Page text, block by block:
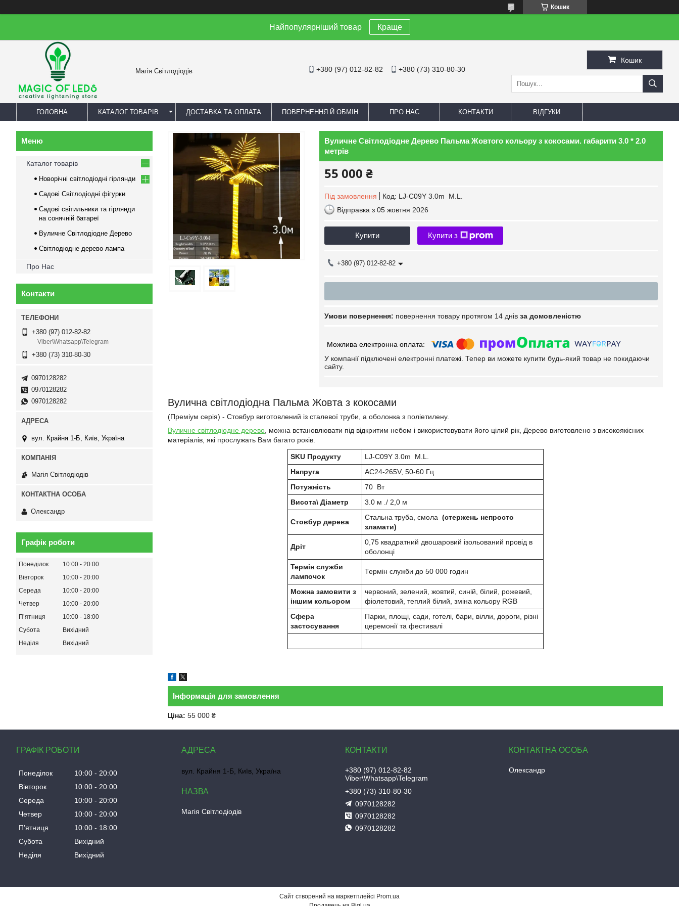
Кошик
Найпопулярніший товар Краще
Магія Світлодіодів +380 (97) 012-82-82 +380 (73) 310-80-30
Кошик
ГОЛОВНА КАТАЛОГ ТОВАРІВ ДОСТАВКА ТА ОПЛАТА ПОВЕРНЕННЯ Й ОБМІН ПРО НАС КОНТАКТИ ВІДГУКИ
Вуличне Світлодіодне Дерево Пальма Жовтого кольору з кокосами. габарити 3.0 * 2.0
метрів
55 000 ₴
Під замовлення Код: LJ-C09Y 3.0m M.L.
Відправка з 05 жовтня 2026
Купити Купити з
+380 (97) 012-82-82
повернення товару протягом 14 днів за домовленістю
У компанії підключені електронні платежі. Тепер ви можете купити будь-який товар не покидаючи
сайту.
Вулична світлодіодна Пальма Жовта з кокосами
(Преміум серія) - Стовбур виготовлений із сталевої труби, а оболонка з поліетилену.
Вуличне світлодіодне дерево , можна встановлювати під відкритим небом і використовувати його цілий рік, Дерево виготовлено з високоякісних
матеріалів, які прослужать Вам багато років.
SKU Продукту
LJ-C09Y 3.0m M.L.
Напруга
AC24-265V, 50-60 Гц
Потужність
70 Вт
Висота\ Діаметр
3.0 м ./ 2,0 м
Стовбур дерева
Стальна труба, смола (стержень непросто
зламати)
Дріт
0,75 квадратний двошаровий ізольований провід в
оболонці
Термін служби
лампочок
Термін служби до 50 000 годин
Можна замовити з
іншим кольором
червоний, зелений, жовтий, синій, білий, рожевий,
фіолетовий, теплий білий, зміна кольору RGB
Сфера
застосування
Парки, площі, сади, готелі, бари, вілли, дороги, різні
церемонії та фестивалі
Інформація для замовлення
Ціна: 55 000 ₴
Каталог товарів
Новорічні світлодіодні гірлянди
Садові Світлодіодні фігурки
Садові світильники та гірлянди
на сонячній батареї
Вуличне Світлодіодне Дерево
Світлодіодне дерево-лампа
Про Нас
Контакти
+380 (97) 012-82-82
Viber\Whatsapp\Telegram
+380 (73) 310-80-30
0970128282
0970128282
0970128282
вул. Крайня 1-Б, Київ, Україна
Магія Світлодіодів
Олександр
Графік роботи
Понеділок 10:00
20:00
Вівторок
10:00
20:00
Середа
10:00
20:00
Четвер
10:00
20:00
Пʼятниця
10:00
18:00
Субота
Вихідний
Неділя
Вихідний
ГРАФІК РОБОТИ
Понеділок 10:00
20:00
Вівторок
10:00
20:00
Середа
10:00
20:00
Четвер
10:00
20:00
Пʼятниця
10:00
18:00
Субота
Вихідний
Неділя
Вихідний
вул. Крайня 1-Б, Київ, Україна
Магія Світлодіодів
+380 (97) 012-82-82
Viber\Whatsapp\Telegram
+380 (73) 310-80-30
0970128282
0970128282
0970128282
Олександр
Сайт створений на маркетплейсі Prom.ua